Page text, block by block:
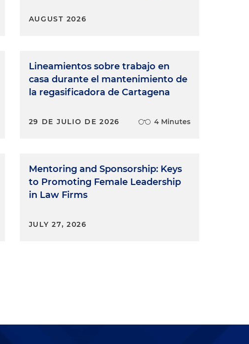
AUGUST 2026
Lineamientos sobre trabajo en
casa durante el mantenimiento de
la regasificadora de Cartagena
29 DE JULIO DE 2026 4 Minutes
Mentoring and Sponsorship: Keys
to Promoting Female Leadership
in Law Firms
JULY 27, 2026